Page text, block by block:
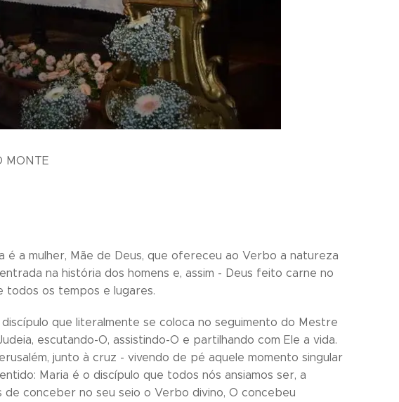
MONTE
é a mulher, Mãe de Deus, que ofereceu ao Verbo a natureza
na história dos homens e, assim - Deus feito carne no
todos os tempos e lugares.
que literalmente se coloca no seguimento do Mestre
escutando-O, assistindo-O e partilhando com Ele a vida.
junto à cruz - vivendo de pé aquele momento singular
Maria é o discípulo que todos nós ansiamos ser, a
conceber no seu seio o Verbo divino, O concebeu